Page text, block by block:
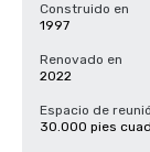
Construido en
1997
Renovado en
2022
Espacio de
30.000 pies